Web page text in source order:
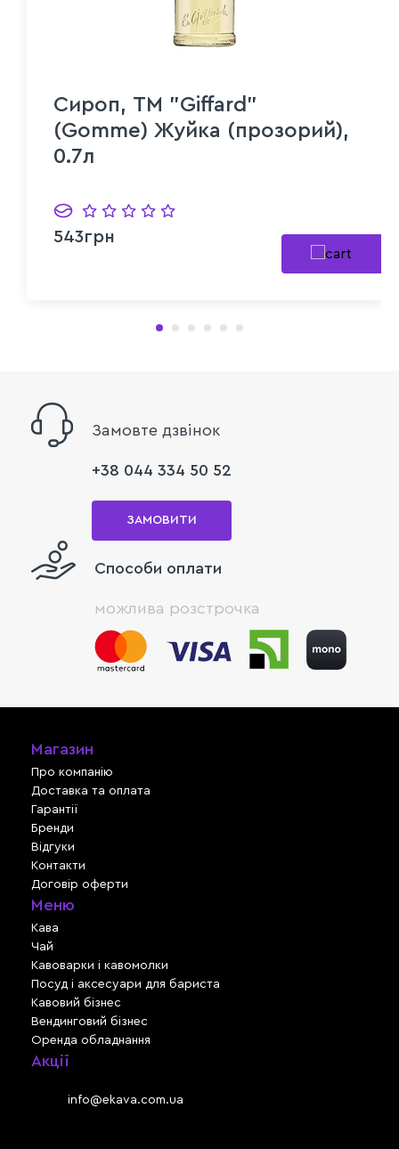
Сироп, ТМ "Giffard"
(Gomme) Жуйка (прозорий),
0.7л
543грн
Замовте дзвінок
+38 044 334 50 52
ЗАМОВИТИ
Способи оплати
можлива розстрочка
Магазин
Про компанію
Доставка та оплата
Гарантії
Бренди
Відгуки
Контакти
Договір оферти
Меню
Кава
Чай
Кавоварки і кавомолки
Посуд і аксесуари для бариста
Кавовий бізнес
Вендинговий бізнес
Оренда обладнання
Акції
info@ekava.com.ua